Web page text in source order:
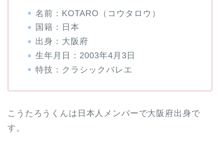
名前：KOTARO（コウタロウ）
国籍：日本
出身：大阪府
生年月日：2003年4月3日
特技：クラシックバレエ
こうたろうくんは日本人メンバーで大阪府出身で
す。